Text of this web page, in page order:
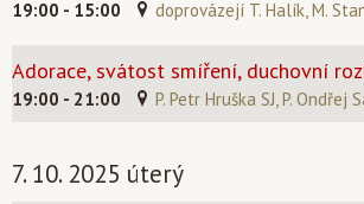
19:00 - 15:00 doprovázejí T. Halík, M.
Adorace, svátost smíření, duchovní
19:00 - 21:00 P. Petr Hruška SJ, P. Ondřej
7. 10. 2025 úterý